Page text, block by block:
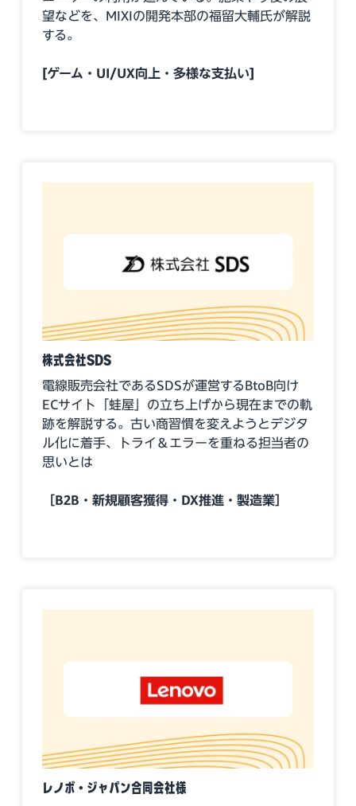
望などを、MIXIの開発本部の福留大輔氏が解説
する。
[ゲーム・UI/UX向上・多様な支払い]
株式会社SDS
電線販売会社であるSDSが運営するBtoB向け
ECサイト「蛙屋」の立ち上げから現在までの軌
跡を解説する。古い商習慣を変えようとデジタ
ル化に着手、トライ＆エラーを重ねる担当者の
思いとは
［B2B・新規顧客獲得・DX推進・製造業］
レノボ・ジャパン合同会社様